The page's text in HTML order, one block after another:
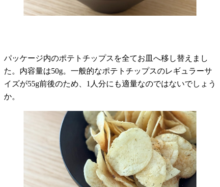
パッケージ内のポテトチップスを全てお皿へ移し替えまし
た。内容量は50g。一般的なポテトチップスのレギュラーサ
イズが55g前後のため、1人分にも適量なのではないでしょう
か。